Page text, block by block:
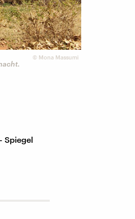
© Mona Massumi
Spiegel